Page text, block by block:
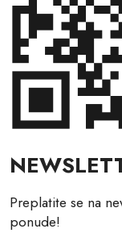
Preplatite se na
ponude!